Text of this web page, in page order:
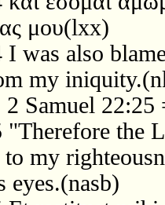
μου(lxx)
I was also
my
Samuel
"Therefore the
my
eyes.(nasb)